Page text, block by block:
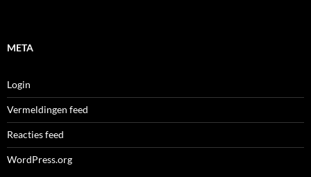
META
Login
Vermeldingen feed
Reacties feed
WordPress.org